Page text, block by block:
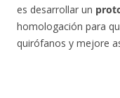
es desarrollar un
homologación para
quirófanos y mejore